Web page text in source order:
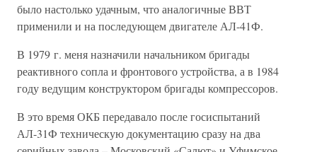
было настолько удачным, что аналогичные ВВТ
применили и на последующем двигателе АЛ-41Ф.
В 1979 г. меня назначили начальником бригады
реактивного сопла и фронтового устройства, а в 1984
году ведущим конструктором бригады компрессоров.
В это время ОКБ передавало после госиспытаний
АЛ-31Ф техническую документацию сразу на два